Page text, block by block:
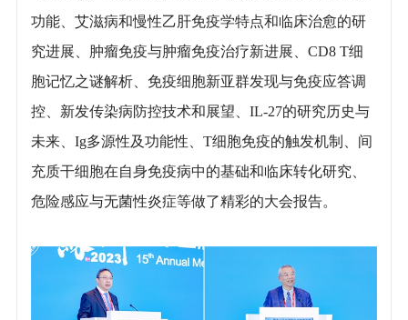
功能、艾滋病和慢性乙肝免疫学特点和临床治愈的研
究进展、肿瘤免疫与肿瘤免疫治疗新进展、CD8 T细
胞记忆之谜解析、免疫细胞新亚群发现与免疫应答调
控、新发传染病防控技术和展望、IL-27的研究历史与
未来、Ig多源性及功能性、T细胞免疫的触发机制、间
充质干细胞在自身免疫病中的基础和临床转化研究、
危险感应与无菌性炎症等做了精彩的大会报告。